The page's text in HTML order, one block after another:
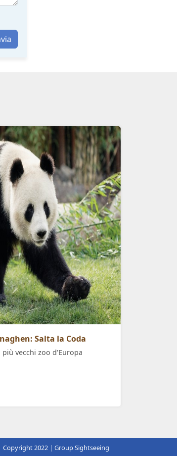
Salta la Coda
vecchi zoo d'Europa
Copyright 2022 | Group Sightseeing